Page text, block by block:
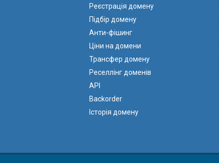
Реєстрація домену
Підбір домену
Анти-фішинг
Ціни на домени
Трансфер домену
Реселлінг доменів
API
Backorder
Історія домену